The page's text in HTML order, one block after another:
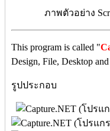
ภาพตัวอย่าง
This program is called "
Design, File, Desktop
รูปประกอบ